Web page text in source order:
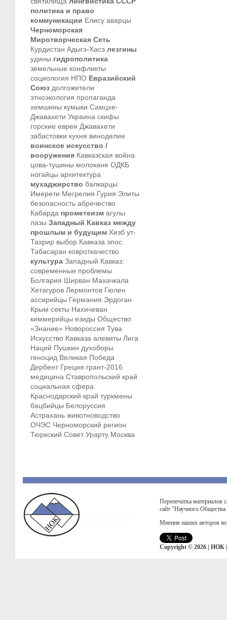
политика и право
коммуникации Елису аварцы
Черноморская
Миротворческая Сеть
Курдистан Адыгэ-Хасэ лезгины
удины гидрополитика
земельные конфликты
социология НПО Евразийский
Союз долгожители
этноэкология пропаганда
хемшины кумыки Самцхе-
Джавахети Украина скифы
горские евреи Джавахети
забастовки кухня виноделие
воинское искусство /
вооружения Кавказская война
цова-тушины молокане ОДКБ
ногайцы архитектура
мухаджирство балкарцы
Имерети Мегрелия Гурия Элиты
безопасность абречество
Кабарда прометеизм агулы
лазы Западный Кавказ между
прошлым и будущим Хизб ут-
Тахрир выбор Кавказа эпос
Табасаран ковроткачество
культура Западный Кавказ:
современные проблемы
Болгария Ширван Махачкала
Хетагуров Лермонтов Гюлен
ассирийцы Германия Эрдоган
Крым секты Нахичеван
киммерийцы езиды Общество
«Знание» Новороссия Тува
Искусство Кавказа алевиты Лига
Наций Пушкин духоборы
геноцид Великая Победа
Дербент Греция грант-2016
медицина Ставропольский край
социальная сфера
Краснодарский край туркмены
бацбийцы Белоруссия
Астрахань животноводство
ОЧЭС Черноморский регион
Тюркский Совет Урарту Москва
Перепечатка материалов
сайт "Научного
Мнения наших авторов
Copyright © 2026 | НОК